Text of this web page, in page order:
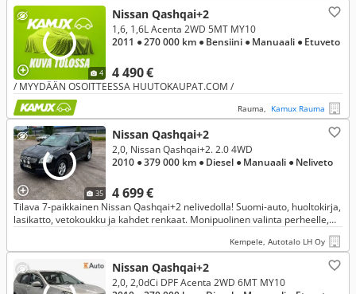
4
Nissan Qashqai+2
4 490 €
1,6, 1,6L Acenta 2WD 5MT MY10
2011 ● 270 000 km ● Bensiini ● Manuaali ● Etuveto
/ MYYDÄÄN OSOITTEESSA HUUTOKAUPAT.COM /
Rauma, Kamux Rauma
35
Nissan Qashqai+2
4 699 €
2,0, Nissan Qashqai+2. 2.0 4WD
2010 ● 379 000 km ● Diesel ● Manuaali ● Neliveto
Tilava 7-paikkainen Nissan Qashqai+2 nelivedolla! Suomi-auto, huoltokirja,
lasikatto, vetokoukku ja kahdet renkaat. Monipuolinen valinta perheelle,
Kempele, Autotalo LH Oy
Nissan Qashqai+2
2,0, 2,0dCi DPF Acenta 2WD 6MT MY10